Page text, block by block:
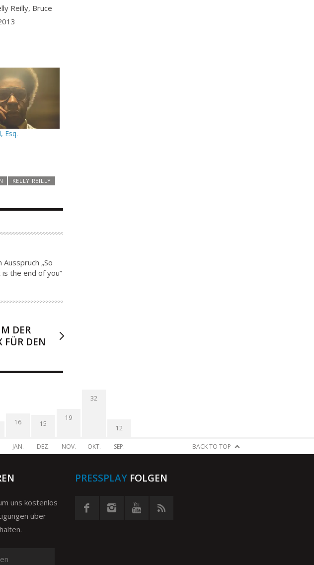
Reilly, Bruce
Esq.
KELLY REILLY
„So
the end of you”
DER
FÜR DEN
16
JAN.
15
DEZ.
19
NOV.
32
OKT.
12
SEP. BACK TO TOP
uns kostenlos
über
PRESSPLAYFOLGEN